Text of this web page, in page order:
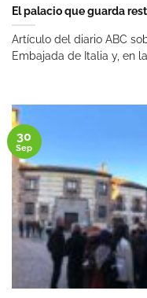
El palacio que guarda
Artículo del diario ABC
Embajada de Italia y, en
30
Sep